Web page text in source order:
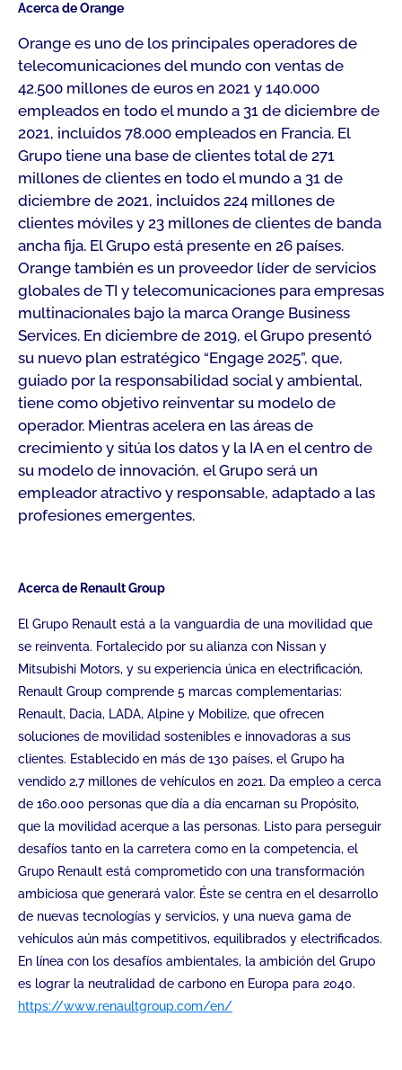
Acerca de Orange
Orange es uno de los principales operadores de
telecomunicaciones del mundo con ventas de
42.500 millones de euros en 2021 y 140.000
empleados en todo el mundo a 31 de diciembre de
2021, incluidos 78.000 empleados en Francia. El
Grupo tiene una base de clientes total de 271
millones de clientes en todo el mundo a 31 de
diciembre de 2021, incluidos 224 millones de
clientes móviles y 23 millones de clientes de banda
ancha fija. El Grupo está presente en 26 países.
Orange también es un proveedor líder de servicios
globales de TI y telecomunicaciones para empresas
multinacionales bajo la marca Orange Business
Services. En diciembre de 2019, el Grupo presentó
su nuevo plan estratégico “Engage 2025”, que,
guiado por la responsabilidad social y ambiental,
tiene como objetivo reinventar su modelo de
operador. Mientras acelera en las áreas de
crecimiento y sitúa los datos y la IA en el centro de
su modelo de innovación, el Grupo será un
empleador atractivo y responsable, adaptado a las
profesiones emergentes.
Acerca de Renault Group
El Grupo Renault está a la vanguardia de una movilidad que
se reinventa. Fortalecido por su alianza con Nissan y
Mitsubishi Motors, y su experiencia única en electrificación,
Renault Group comprende 5 marcas complementarias:
Renault, Dacia, LADA, Alpine y Mobilize, que ofrecen
soluciones de movilidad sostenibles e innovadoras a sus
clientes. Establecido en más de 130 países, el Grupo ha
vendido 2,7 millones de vehículos en 2021. Da empleo a cerca
de 160.000 personas que día a día encarnan su Propósito,
que la movilidad acerque a las personas. Listo para perseguir
desafíos tanto en la carretera como en la competencia, el
Grupo Renault está comprometido con una transformación
ambiciosa que generará valor. Éste se centra en el desarrollo
de nuevas tecnologías y servicios, y una nueva gama de
vehículos aún más competitivos, equilibrados y electrificados.
En línea con los desafíos ambientales, la ambición del Grupo
es lograr la neutralidad de carbono en Europa para 2040.
https://www.renaultgroup.com/en/